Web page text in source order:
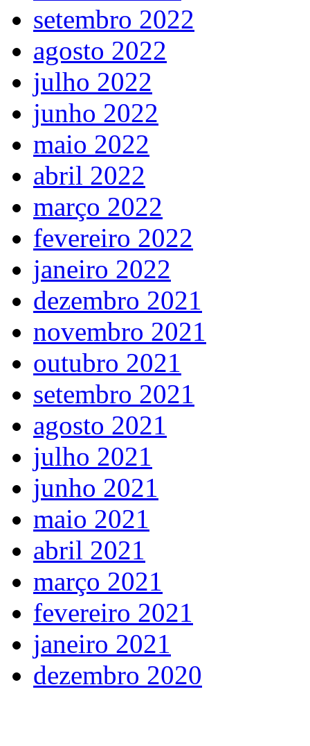
setembro 2022
agosto 2022
julho 2022
junho 2022
maio 2022
abril 2022
março 2022
fevereiro 2022
janeiro 2022
dezembro 2021
novembro 2021
outubro 2021
setembro 2021
agosto 2021
julho 2021
junho 2021
maio 2021
abril 2021
março 2021
fevereiro 2021
janeiro 2021
dezembro 2020